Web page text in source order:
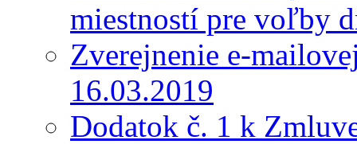
miestností pre voľby
Zverejnenie e-
16.03.2019
Dodatok č. 1 k